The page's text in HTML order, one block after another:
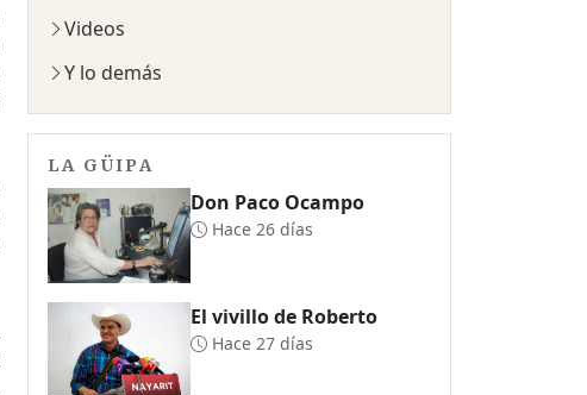
Videos
Y lo demás
LA GÜIPA
Don Paco Ocampo
Hace 26 días
El vivillo de Roberto
Hace 27 días